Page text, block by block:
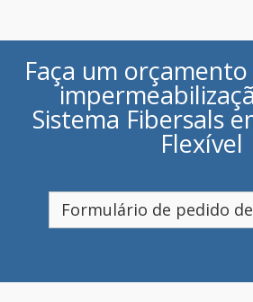
Faça um
Sistema Fibersals
Flexível
Formulário de pedido